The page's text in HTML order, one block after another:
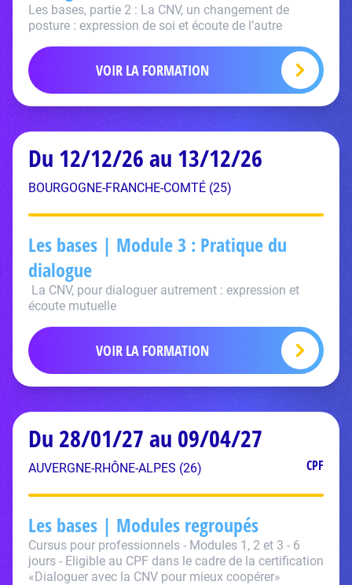
Les bases, partie 2 : La CNV, un changement de
posture : expression de soi et écoute de l’autre
VOIR LA FORMATION
Du 12/12/26 au 13/12/26
BOURGOGNE-FRANCHE-COMTÉ (25)
Les bases | Module 3 : Pratique du
dialogue
La CNV, pour dialoguer autrement : expression et
écoute mutuelle
VOIR LA FORMATION
Du 28/01/27 au 09/04/27
AUVERGNE-RHÔNE-ALPES (26) CPF
Les bases | Modules regroupés
Cursus pour professionnels - Modules 1, 2 et 3 - 6
jours - Eligible au CPF dans le cadre de la certification
«Dialoguer avec la CNV pour mieux coopérer»